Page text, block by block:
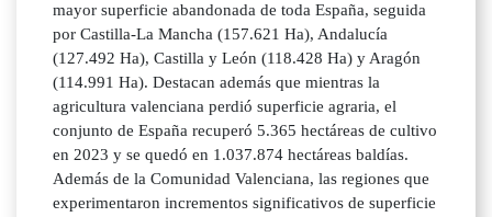
mayor superficie abandonada de toda España, seguida
por Castilla-La Mancha (157.621 Ha), Andalucía
(127.492 Ha), Castilla y León (118.428 Ha) y Aragón
(114.991 Ha). Destacan además que mientras la
agricultura valenciana perdió superficie agraria, el
conjunto de España recuperó 5.365 hectáreas de cultivo
en 2023 y se quedó en 1.037.874 hectáreas baldías.
Además de la Comunidad Valenciana, las regiones que
experimentaron incrementos significativos de superficie